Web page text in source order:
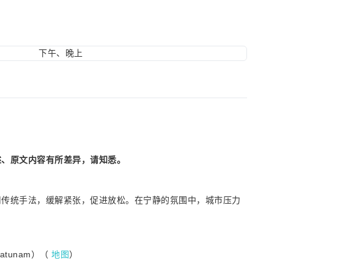
下午、晚上
原文内容有所差异，请知悉。
统手法，缓解紧张，促进放松。在宁静的氛围中，城市压力
）（ 地图）